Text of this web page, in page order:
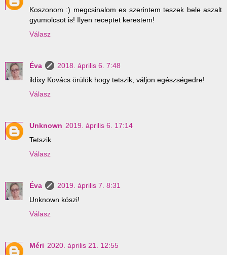
Koszonom :) megcsinalom es szerintem teszek bele aszalt
gyumolcsot is! Ilyen receptet kerestem!
Válasz
Éva
2018. április 6. 7:48
ildixy Kovács örülök hogy tetszik, váljon egészségedre!
Válasz
Unknown 2019. április 6. 17:14
Tetszik
Válasz
Éva
2019. április 7. 8:31
Unknown köszi!
Válasz
Méri 2020. április 21. 12:55